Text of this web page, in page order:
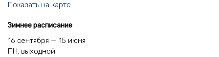
Показать на карте
Зимнее расписание
16 сентября — 15 июня
ПН: выходной